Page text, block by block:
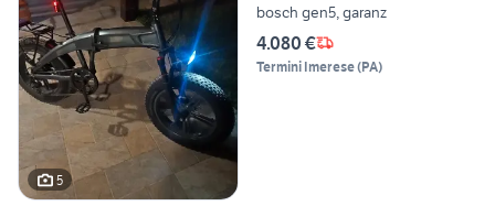
5
bosch gen5, garanz
4.080 €
Termini Imerese(PA)